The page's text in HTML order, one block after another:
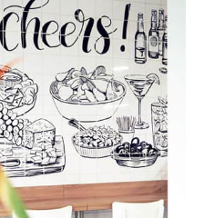
| Een
vol